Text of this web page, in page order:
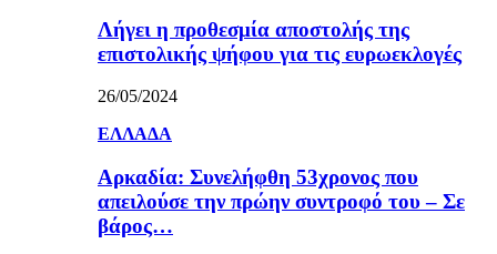
Λήγει η προθεσμία αποστολής της
επιστολικής ψήφου για τις ευρωεκλογές
26/05/2024
ΕΛΛΑΔΑ
Αρκαδία: Συνελήφθη 53χρονος που
απειλούσε την πρώην συντροφό του – Σε
βάρος…